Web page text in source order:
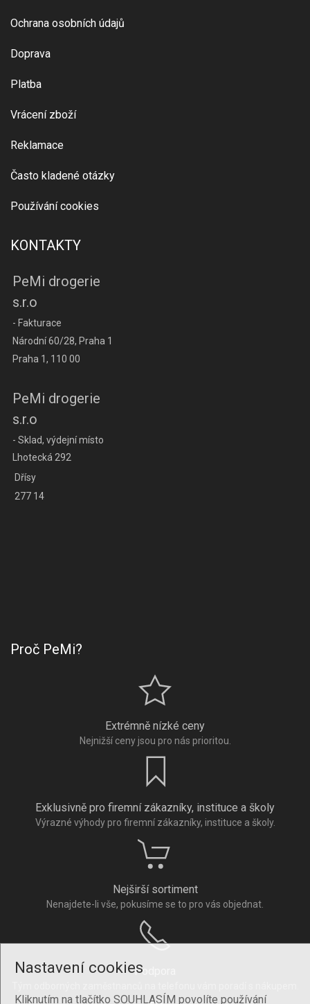
Nastavení cookies
Kliknutím na tlačítko SOUHLASÍM povolíte používání
Ochrana osobních údajů
Doprava
Platba
Vrácení zboží
Reklamace
Často kladené otázky
Používání cookies
KONTAKTY
PeMi drogerie
s.r.o
- Fakturace
Národní 60/28, Praha 1
Praha 1, 110 00
PeMi drogerie
s.r.o
- Sklad, výdejní místo
Lhotecká 292
Dřísy
277 14
Proč PeMi?
Extrémně nízké ceny
Nejnižší ceny jsou pro nás prioritou.
Exklusivně pro firemní zákazníky, instituce a školy
Výrazné výhody pro firemní zákazníky, instituce a školy.
Nejširší sortiment
Nenajdete-li vše, pokusíme se to pro vás objednat.
Podpora